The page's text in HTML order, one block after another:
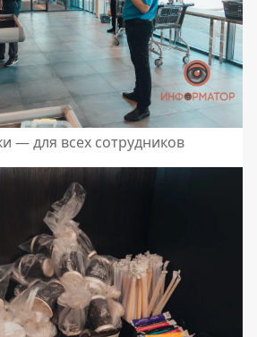
— для всех сотрудников